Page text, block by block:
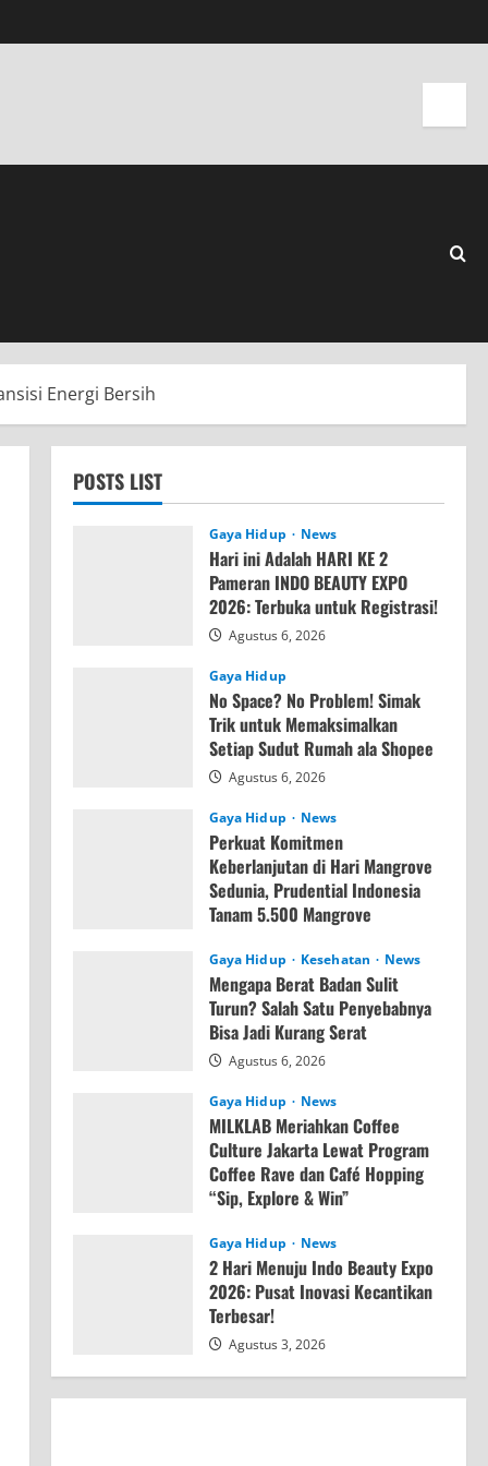
Energi Bersih
POSTS LIST
Gaya Hidup News
Hari ini Adalah HARI KE 2
Pameran INDO BEAUTY EXPO
2026: Terbuka untuk Registrasi!
Agustus 6, 2026
Gaya Hidup
No Space? No Problem! Simak
Trik untuk Memaksimalkan
Setiap Sudut Rumah ala Shopee
Agustus 6, 2026
Gaya Hidup News
Perkuat Komitmen
Keberlanjutan di Hari Mangrove
Sedunia, Prudential Indonesia
Tanam 5.500 Mangrove
Gaya Hidup
Kesehatan News
Mengapa Berat Badan Sulit
Turun? Salah Satu Penyebabnya
Bisa Jadi Kurang Serat
Agustus 6, 2026
Gaya Hidup News
MILKLAB Meriahkan Coffee
Culture Jakarta Lewat Program
Coffee Rave dan Café Hopping
“Sip, Explore & Win”
Gaya Hidup
News
2 Hari Menuju Indo Beauty Expo
2026: Pusat Inovasi Kecantikan
Terbesar!
Agustus 3, 2026